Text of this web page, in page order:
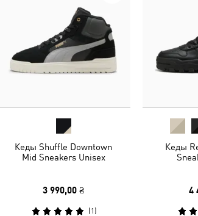
Кеды Shuffle Downtown
Mid Sneakers Unisex
3 990,00 ₴
(1 )
Кеды
4